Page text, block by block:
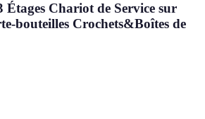
Chariot de Service sur
bouteilles Crochets&Boîtes de